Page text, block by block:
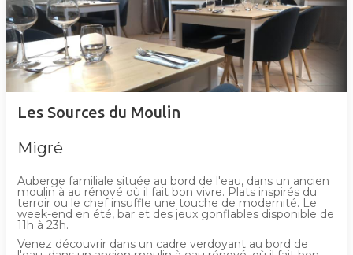
Les Sources du Moulin
Migré
Auberge familiale située au bord de l'eau, dans un ancien
moulin à au rénové où il fait bon vivre. Plats inspirés du
terroir ou le chef insuffle une touche de modernité. Le
week-end en été, bar et des jeux gonflables disponible de
11h à 23h.
Venez découvrir dans un cadre verdoyant au bord de